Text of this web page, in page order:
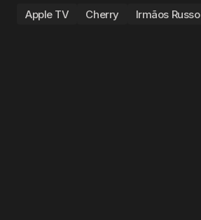
Apple TV Cherry Irmãos Russo